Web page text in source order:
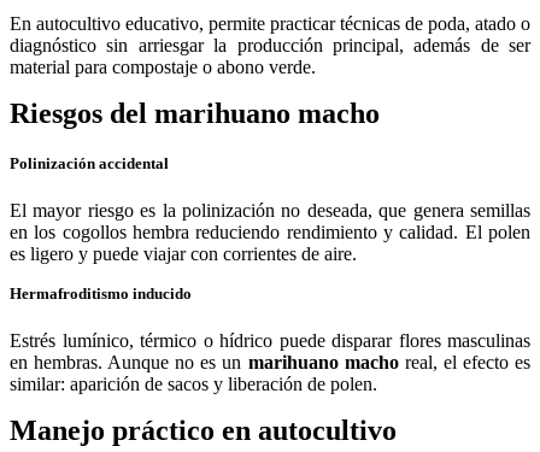
En autocultivo educativo, permite practicar técnicas de poda, atado o
diagnóstico sin arriesgar la producción principal, además de ser
material para compostaje o abono verde.
Riesgos del marihuano macho
Polinización accidental
El mayor riesgo es la polinización no deseada, que genera semillas
en los cogollos hembra reduciendo rendimiento y calidad. El polen
es ligero y puede viajar con corrientes de aire.
Hermafroditismo inducido
Estrés lumínico, térmico o hídrico puede disparar flores masculinas
en hembras. Aunque no es un marihuano machoreal, el efecto es
similar: aparición de sacos y liberación de polen.
Manejo práctico en autocultivo